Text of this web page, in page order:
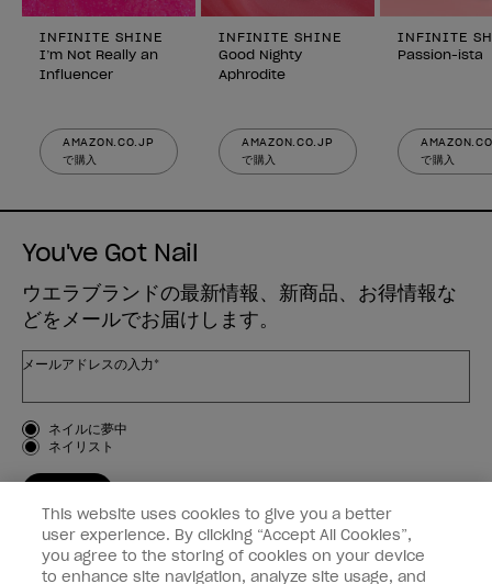
INFINITE SHINE
I’m Not Really an
Influencer
AMAZON.CO.JP
で購入
INFINITE SHINE
Good Nighty
Aphrodite
AMAZON.CO.JP
で購入
INFINITE
Passion-ista
で購入
You've Got Nail
ウエラブランドの最新情報、新商品、お得情報な
どをメールでお届けします。
メールアドレスの入力*
お客様のタイプ
ネイルに夢中
ネイリスト
OPI
個人情報の取り扱い
This website uses cookies to give you a better
user experience. By clicking “Accept All Cookies”,
you agree to the storing of cookies on your device
to enhance site navigation, analyze site usage, and